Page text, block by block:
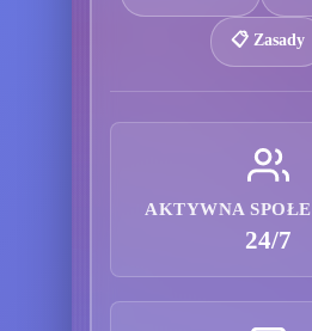
📋 Zasady
AKTYWNA
24/7